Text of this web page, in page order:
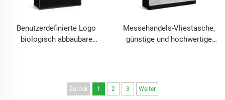
Benutzerdefinierte Logo
biologisch abbaubare
Supermarkt Ausstellung
Bekleidung Wein
Messehandels-Vliestasche,
günstige und hochwertige
Logo individuell gestaltet
werden
Zurück 1 2 3 Weiter